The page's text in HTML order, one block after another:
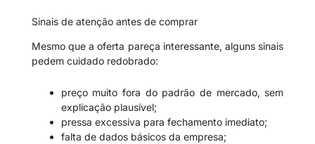
Sinais de atenção antes de comprar
Mesmo que a oferta pareça interessante, alguns sinais
pedem cuidado redobrado:
preço muito fora do padrão de mercado, sem
explicação plausível;
pressa excessiva para fechamento imediato;
falta de dados básicos da empresa;